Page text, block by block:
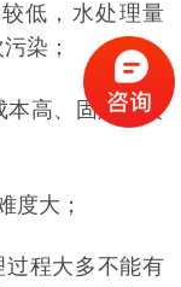
低，水处理量
染；
本高、固定投资
度大；
程大多不能有